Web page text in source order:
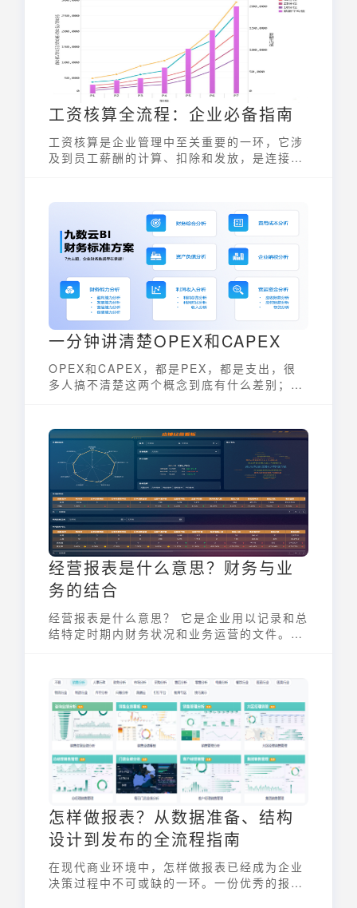
工资核算全流程：企业必备指南
工资核算是企业管理中至关重要的一环，它涉
及到员工薪酬的计算、扣除和发放，是连接企
员工满意度，还能为企业的人力资源管理和财
务管理提供可靠的数据支持。因此，建立一套
清晰、高效的工资核算体系，对企业而言至关
重要。
一分钟讲清楚OPEX和CAPEX
OPEX和CAPEX，都是PEX，都是支出，很
多人搞不清楚这两个概念到底有什么差别；一
别，什么时候该看哪一个！
经营报表是什么意思？财务与业
务的结合
经营报表是什么意思？ 它是企业用以记录和总
结特定时期内财务状况和业务运营的文件。不
和优化经营活动的依据。
怎样做报表？从数据准备、结构
设计到发布的全流程指南
在现代商业环境中，怎样做报表已经成为企业
决策过程中不可或缺的一环。一份优秀的报表